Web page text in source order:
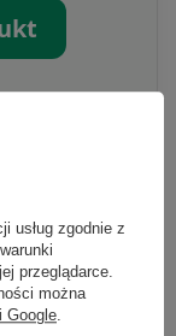
usług zgodnie z
przeglądarce.
można
Google.